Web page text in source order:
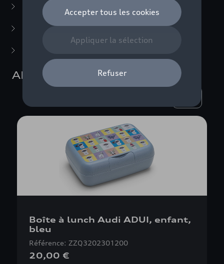
F1 Collection
Miniatures(22)
ADUI collection
Boîte à lunch Audi ADUI, enfant,
bleu
Référence: ZZQ3202301200
20,00 €